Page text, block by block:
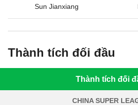
Sun Jianxiang
Thành tích đối đầu
Thành tích đối
CHINA SUPER